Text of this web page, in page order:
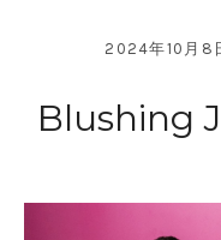
Blushing
2024年10月8